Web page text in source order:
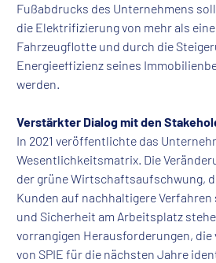
Fußabdrucks des Unternehmens
die Elektrifizierung von mehr als
Fahrzeugflotte und durch die
Energieeffizienz seines
werden.
Verstärkter Dialog mit den
In 2021 veröffentlichte das
Wesentlichkeitsmatrix. Die
der grüne Wirtschaftsaufschwung,
Kunden auf nachhaltigere Verfahren
und Sicherheit am Arbeitsplatz
vorrangigen Herausforderungen, die
von SPIE für die nächsten Jahre